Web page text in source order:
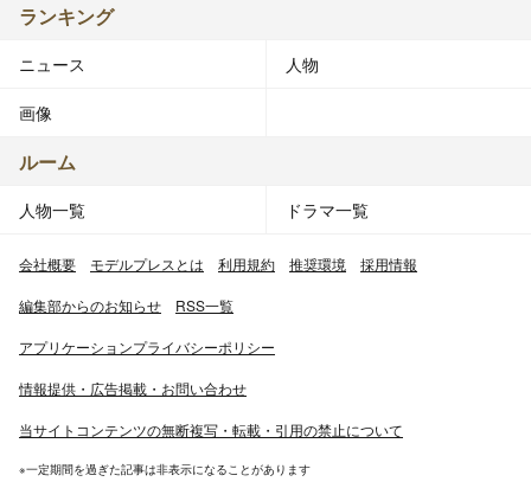
ランキング
ニュース 人物
画像
ルーム
人物一覧 ドラマ一覧
会社概要 モデルプレスとは 利用規約 推奨環境 採用情報
編集部からのお知らせ RSS一覧
アプリケーションプライバシーポリシー
情報提供・広告掲載・お問い合わせ
当サイトコンテンツの無断複写・転載・引用の禁止について
※一定期間を過ぎた記事は非表示になることがあります